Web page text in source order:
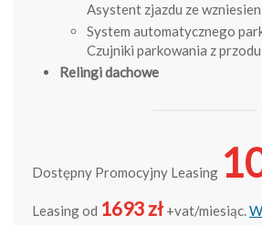
Asystent zjazdu ze
System automatycznego
Czujniki parkowania z
Relingi dachowe
Dostępny Promocyjny Leasing
Leasing od 1693 zł +vat/miesiąc.